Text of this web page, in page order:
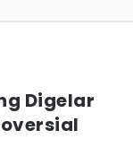
Digelar